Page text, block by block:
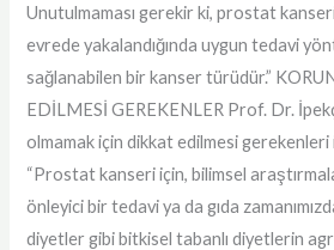
Unutulmaması gerekir ki, prostat
evrede yakalandığında uygun tedavi
sağlanabilen bir kanser türüdür.”
EDİLMESİ GEREKENLER Prof. Dr.
olmamak için dikkat edilmesi gerekenleri
“Prostat kanseri için, bilimsel
önleyici bir tedavi ya da gıda
diyetler gibi bitkisel tabanlı diyetlerin